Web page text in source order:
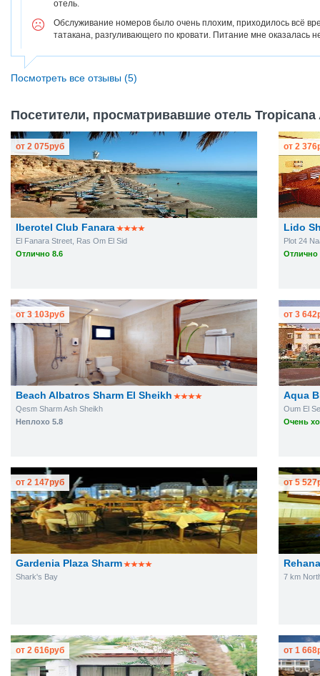
отель.
Обслуживание номеров было очень плохим, приходилось всё
татакана, разгуливающего по кровати. Питание мне оказалась
Посмотреть все отзывы (5)
Посетители, просматривавшие отель Tropicana
Iberotel Club Fanara
El Fanara Street, Ras Om El Sid
Отлично 8.6
от 2 075руб
Lido
Plot 24
Отлично
от 2 376
Beach Albatros Sharm El Sheikh
Qesm Sharm Ash Sheikh
Неплохо 5.8
от 3 103руб
Aqua
Oum El
Очень
от 3 642
Gardenia Plaza Sharm
Shark's Bay
от 2 147руб
7 km
от 5 527
от 2 616руб от 1 668